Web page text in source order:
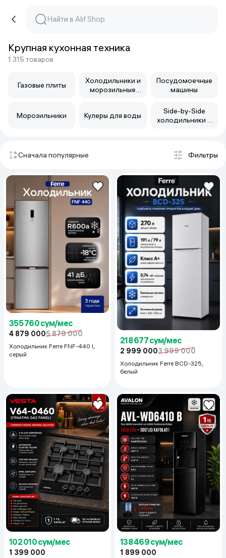
Крупная кухонная техника
1 315 товаров
Газовые плиты
Холодильники и
морозильные
Посудомоечные
машины
Морозильники Кулеры для воды
Side-by-Side
холодильники и
Сначала популярные Фильтры
355 760 сум/мес
4 879 0005 879 000
Холодильник Ferre FNF-440 I,
серый
218 677 сум/мес
2 999 0003 999 000
Холодильник Ferre BCD-325,
белый
102 010 сум/мес
1 399 000
138 469 сум/мес
1 899 000